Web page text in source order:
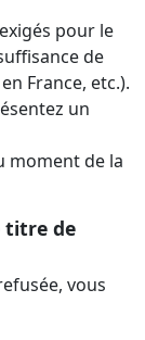
pour le
de
France, etc.).
un
moment de la
titre de
vous